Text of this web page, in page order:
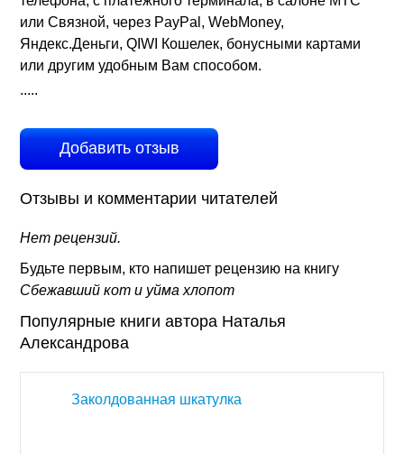
или Связной, через PayPal, WebMoney,
Яндекс.Деньги, QIWI Кошелек, бонусными картами
или другим удобным Вам способом.
.....
Добавить отзыв
Отзывы и комментарии читателей
Нет рецензий.
Будьте первым, кто напишет рецензию на книгу
Сбежавший кот и уйма хлопот
Популярные книги автора Наталья
Александрова
Заколдованная шкатулка